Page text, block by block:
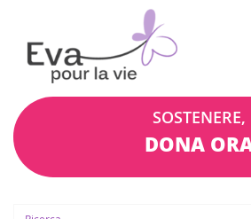
SOSTENERE,
DONA